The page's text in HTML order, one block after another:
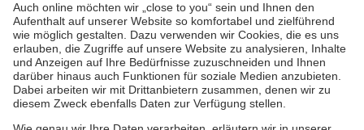
Versandkosten
Gewährleistung
Warenrücklieferungen
Kontakt
AGB
Barrierefreiheit
Impressum
Datenschutz